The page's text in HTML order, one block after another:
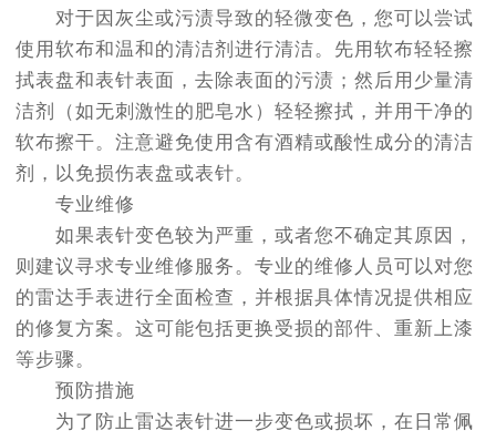
对于因灰尘或污渍导致的轻微变色，您可以尝试
使用软布和温和的清洁剂进行清洁。先用软布轻轻擦
拭表盘和表针表面，去除表面的污渍；然后用少量清
洁剂（如无刺激性的肥皂水）轻轻擦拭，并用干净的
软布擦干。注意避免使用含有酒精或酸性成分的清洁
剂，以免损伤表盘或表针。
专业维修
如果表针变色较为严重，或者您不确定其原因，
则建议寻求专业维修服务。专业的维修人员可以对您
的雷达手表进行全面检查，并根据具体情况提供相应
的修复方案。这可能包括更换受损的部件、重新上漆
等步骤。
预防措施
为了防止雷达表针进一步变色或损坏，在日常佩